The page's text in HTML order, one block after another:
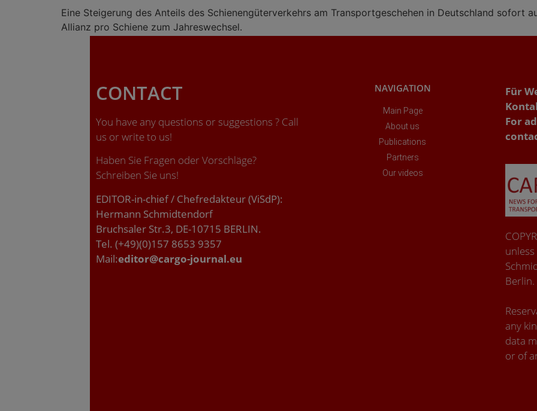
Eine Steigerung des Anteils des Schienengüterverkehrs am Transportgeschehen in Deutschland sofort
Allianz pro Schiene zum Jahreswechsel.
CONTACT
You have any questions or suggestions ? Call
us or write to us!
Haben Sie Fragen oder Vorschläge?
Schreiben Sie uns!
EDITOR-in-chief / Chefredakteur (ViSdP):
Hermann Schmidtendorf
Bruchsaler Str.3, DE-10715 BERLIN.
Tel. (+49)(0)157 8653 9357
Mail:editor@cargo-journal.eu
NAVIGATION
Main Page
About us
Publications
Partners
Our videos
Für
For
any
data
or of